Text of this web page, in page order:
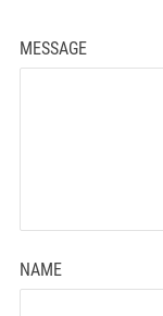
MESSAGE
NAME